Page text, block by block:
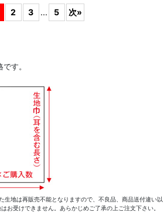
2 3 ... 5 次»
す。
生地は再販売不能となりますので、不良品、商品送付違い以
お受けできません。あらかじめご了承の上ご注文下さい。